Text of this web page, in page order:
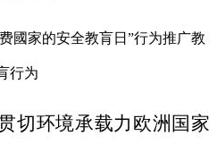
國家的安全教肓日”行为推广教
行为
切环境承载力欧洲国家